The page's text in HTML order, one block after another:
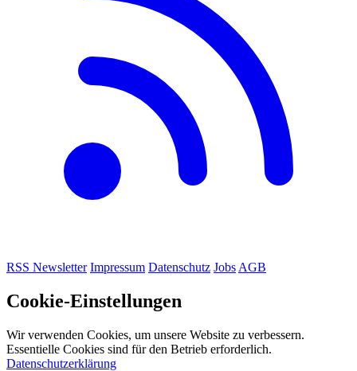
RSS Newsletter Impressum Datenschutz Jobs AGB
Cookie-Einstellungen
Wir verwenden Cookies, um unsere Website zu verbessern.
Essentielle Cookies sind für den Betrieb erforderlich.
Datenschutzerklärung